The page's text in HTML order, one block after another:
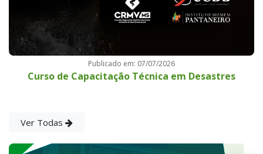
Publicado em: 07/07/2026
Curso de Capacitação Técnica em Desastres